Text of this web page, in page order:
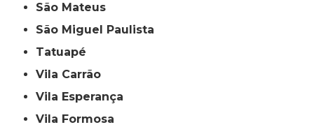
São Mateus
São Miguel Paulista
Tatuapé
Vila Carrão
Vila Esperança
Vila Formosa